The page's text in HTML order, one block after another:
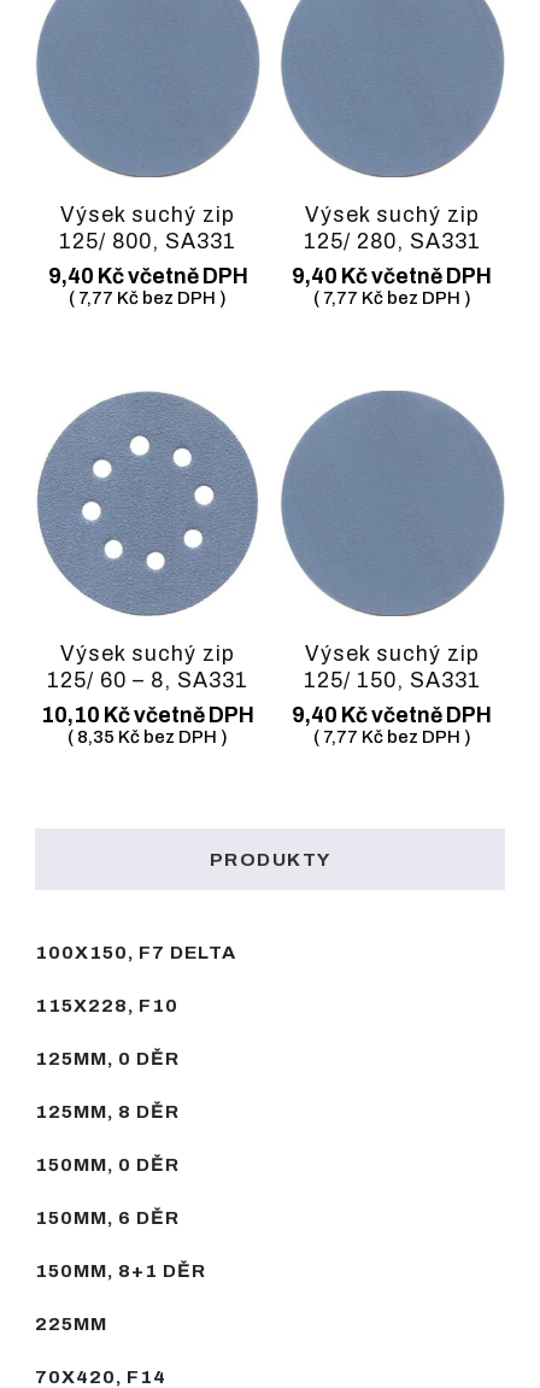
Výsek suchý zip
125/ 800, SA331
9,40 Kčvčetně DPH
( 7,77 Kč bez DPH )
Výsek suchý zip
125/ 280, SA331
9,40 Kčvčetně DPH
( 7,77 Kčbez DPH )
Výsek suchý zip
125/ 60 – 8, SA331
10,10 Kčvčetně DPH
( 8,35 Kč bez DPH )
Výsek suchý zip
125/ 150, SA331
9,40 Kčvčetně DPH
( 7,77 Kčbez DPH )
PRODUKTY
100X150, F7 DELTA
115X228, F10
125MM, 0 DĚR
125MM, 8 DĚR
150MM, 0 DĚR
150MM, 6 DĚR
150MM, 8+1 DĚR
225MM
70X420, F14